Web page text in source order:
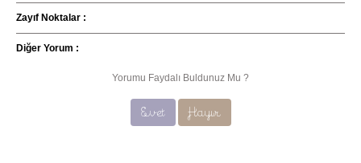
Zayıf Noktalar :
Diğer Yorum :
Yorumu Faydalı Buldunuz Mu ?
Evet Hayır